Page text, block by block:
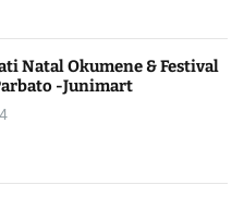
Natal Okumene & Festival
-Junimart